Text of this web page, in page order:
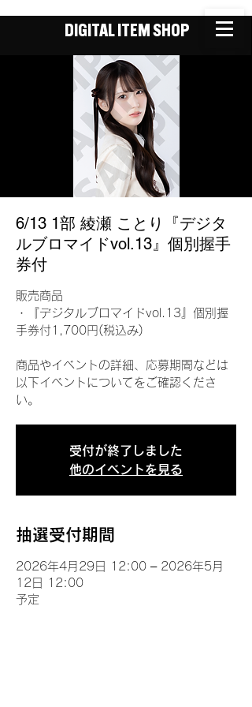
DIGITAL ITEM SHOP
6/13 1部 綾瀬 ことり『デジタ
ルブロマイドvol.13』個別握手
券付
販売商品
・『デジタルブロマイドvol.13』個別握
手券付1,700円(税込み)
商品やイベントの詳細、応募期間などは
以下イベントについてをご確認くださ
い。
受付が終了しました
他のイベントを見る
抽選受付期間
2026年4月29日 12:00 – 2026年5月
12日 12:00
予定